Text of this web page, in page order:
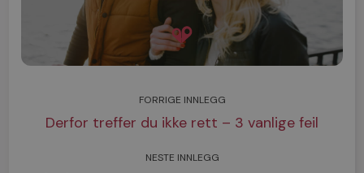
FORRIGE INNLEGG
Derfor treffer du ikke rett – 3 vanlige feil
NESTE INNLEGG